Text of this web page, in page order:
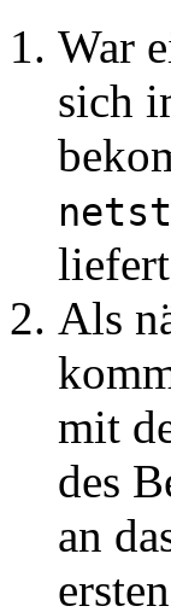
War
sich
Als
mit
des
an